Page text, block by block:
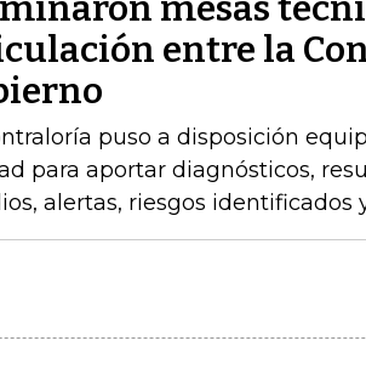
entre la
puso a disposición
para aportar diagnósticos,
alertas, riesgos identificados